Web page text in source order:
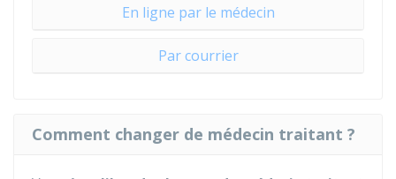
En ligne par le médecin
Par courrier
Comment changer de médecin traitant ?